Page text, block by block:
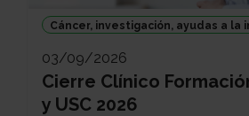
Cáncer, investigación, ayudas a la
03/09/2026
Cierre Clínico
y USC 2026